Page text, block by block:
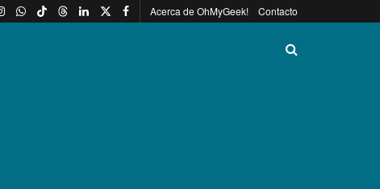
Acerca de OhMyGeek! Contacto